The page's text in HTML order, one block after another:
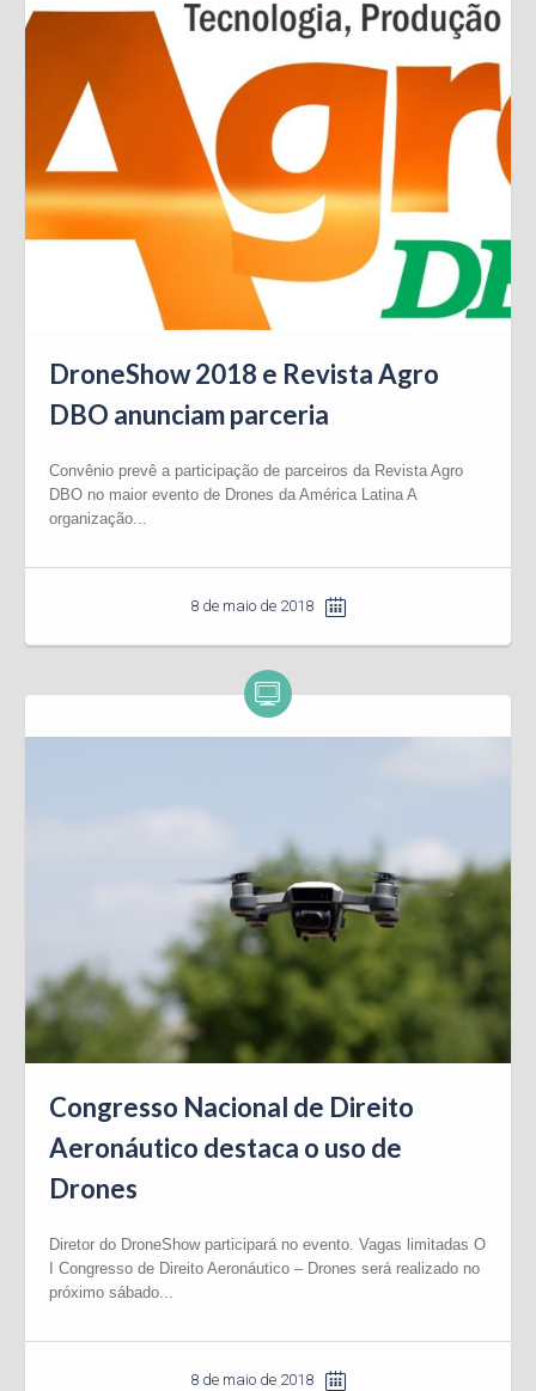
DroneShow 2018 e Revista Agro
DBO anunciam parceria
Convênio prevê a participação de parceiros da Revista Agro
DBO no maior evento de Drones da América Latina A
organização...
8 de maio de 2018
Congresso Nacional de Direito
Aeronáutico destaca o uso de
Drones
Diretor do DroneShow participará no evento. Vagas limitadas O
I Congresso de Direito Aeronáutico – Drones será realizado no
próximo sábado...
8 de maio de 2018